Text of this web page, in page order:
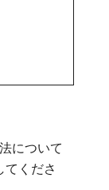
について
てくださ